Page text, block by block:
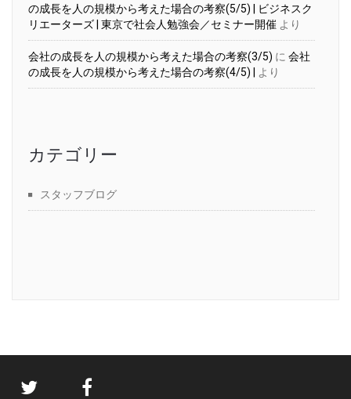
の成長を人の規模から考えた場合の考察(5/5) | ビジネスク
リエーターズ | 東京で社会人勉強会／セミナー開催 より
会社の成長を人の規模から考えた場合の考察(3/5) に 会社
の成長を人の規模から考えた場合の考察(4/5) |
より
カテゴリー
スタッフブログ